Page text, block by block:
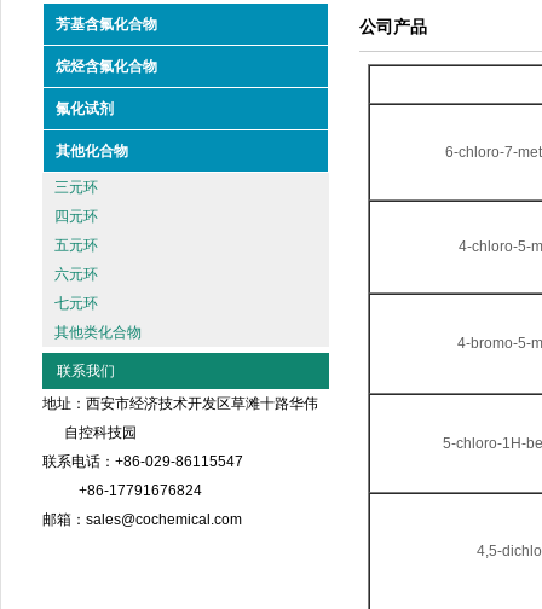
芳基含氟化合物
烷烃含氟化合物
氟化试剂
其他化合物
三元环
四元环
五元环
六元环
七元环
其他类化合物
联系我们
地址：西安市经济技术开发区草滩十路华伟
自控科技园
联系电话：+86-029-86115547
+86-17791676824
邮箱：sales@cochemical.com
公司产品
6-chloro-7-
4-chloro-5-
4-bromo-5-
5-chloro-1H-
4,5-